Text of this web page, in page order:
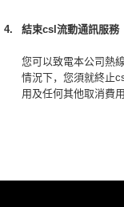
4. 結束csl流動通訊服務
您可以致電本公司熱
情況下，您須就終止
用及任何其他取消費